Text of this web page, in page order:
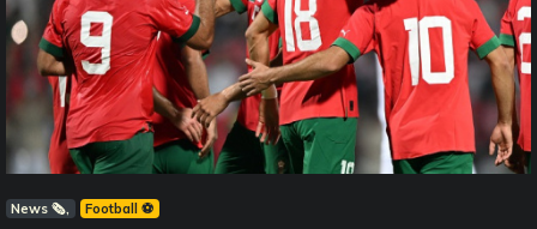
News 🗞️ Football ⚽️